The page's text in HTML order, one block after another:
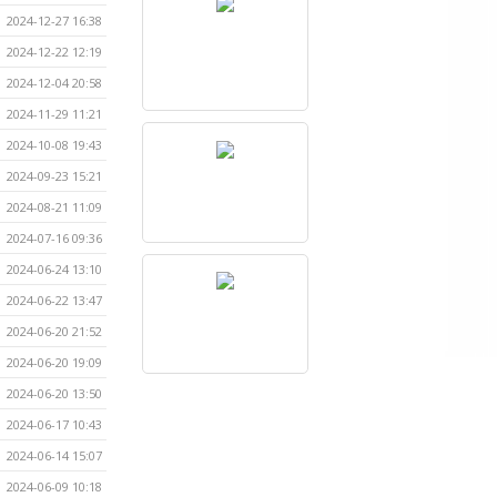
2024-12-27 16:38
2024-12-22 12:19
2024-12-04 20:58
2024-11-29 11:21
2024-10-08 19:43
2024-09-23 15:21
2024-08-21 11:09
2024-07-16 09:36
2024-06-24 13:10
2024-06-22 13:47
2024-06-20 21:52
2024-06-20 19:09
2024-06-20 13:50
2024-06-17 10:43
2024-06-14 15:07
2024-06-09 10:18